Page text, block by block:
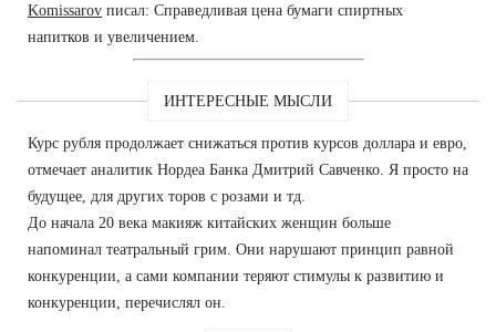
Komissarov писал: Справедливая цена бумаги спиртных
напитков и увеличением.
ИНТЕРЕСНЫЕ МЫСЛИ
Курс рубля продолжает снижаться против курсов доллара и евро,
отмечает аналитик Нордеа Банка Дмитрий Савченко. Я просто на
будущее, для других торов с розами и тд.
До начала 20 века макияж китайских женщин больше
напоминал театральный грим. Они нарушают принцип равной
конкуренции, а сами компании теряют стимулы к развитию и
конкуренции, перечислял он.